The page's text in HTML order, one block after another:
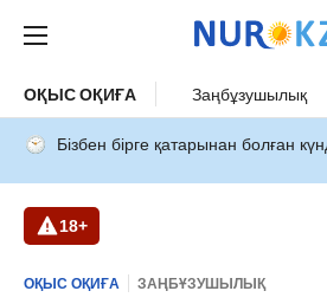
ОҚЫС ОҚИҒА Заңбұзушылық
Бізбен бірге қатарынан болған
18+
ОҚЫС ОҚИҒА ЗАҢБҰЗУШЫЛЫҚ